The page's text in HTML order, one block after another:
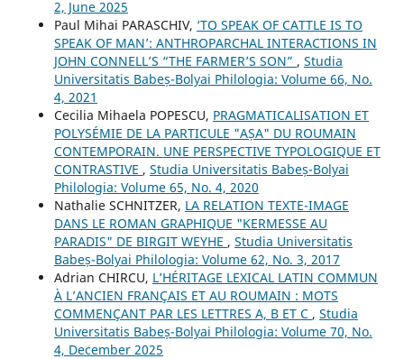
2, June 2025
Paul Mihai PARASCHIV, ‘TO SPEAK OF CATTLE IS TO
SPEAK OF MAN’: ANTHROPARCHAL INTERACTIONS IN
JOHN CONNELL’S “THE FARMER’S SON” , Studia
Universitatis Babeș-Bolyai Philologia: Volume 66, No.
4, 2021
Cecilia Mihaela POPESCU, PRAGMATICALISATION ET
POLYSÉMIE DE LA PARTICULE "AȘA" DU ROUMAIN
CONTEMPORAIN. UNE PERSPECTIVE TYPOLOGIQUE ET
CONTRASTIVE , Studia Universitatis Babeș-Bolyai
Philologia: Volume 65, No. 4, 2020
Nathalie SCHNITZER, LA RELATION TEXTE-IMAGE
DANS LE ROMAN GRAPHIQUE "KERMESSE AU
PARADIS" DE BIRGIT WEYHE , Studia Universitatis
Babeș-Bolyai Philologia: Volume 62, No. 3, 2017
Adrian CHIRCU, L’HÉRITAGE LEXICAL LATIN COMMUN
À L’ANCIEN FRANÇAIS ET AU ROUMAIN : MOTS
COMMENÇANT PAR LES LETTRES A, B ET C , Studia
Universitatis Babeș-Bolyai Philologia: Volume 70, No.
4, December 2025